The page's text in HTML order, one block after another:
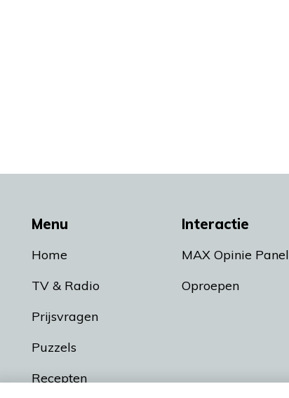
Menu
Home
TV & Radio
Prijsvragen
Puzzels
Recepten
Interactie
MAX Opinie Panel
Oproepen